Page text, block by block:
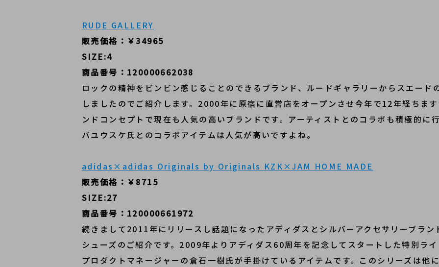
RUDE GALLERY
販売価格：￥34965
SIZE:4
商品番号：120000662038
ロックの精神をビンビン感じることのできるブランド、ルードギャラリーからスエード
しましたのでご紹介します。2000年に原宿に直営店をオープンさせ今年で12年経ちま
ンドコンセプトで現在も人気の高いブランドです。アーティストとのコラボも積極的に
バユウスケ氏とのコラボアイテムは人気が高いですよね。
adidas×adidas Originals by Originals KZK×JAM HOME MADE
販売価格：￥8715
SIZE:27
商品番号：120000661972
続きまして2011年にリリースし話題になったアディダスとシルバーアクセサリーブラ
シューズのご紹介です。2009年よりアディダス60周年を記念してスタートした特別ラ
プロダクトマネージャーの倉石一樹氏が手掛けているアイテムです。このシリーズは他